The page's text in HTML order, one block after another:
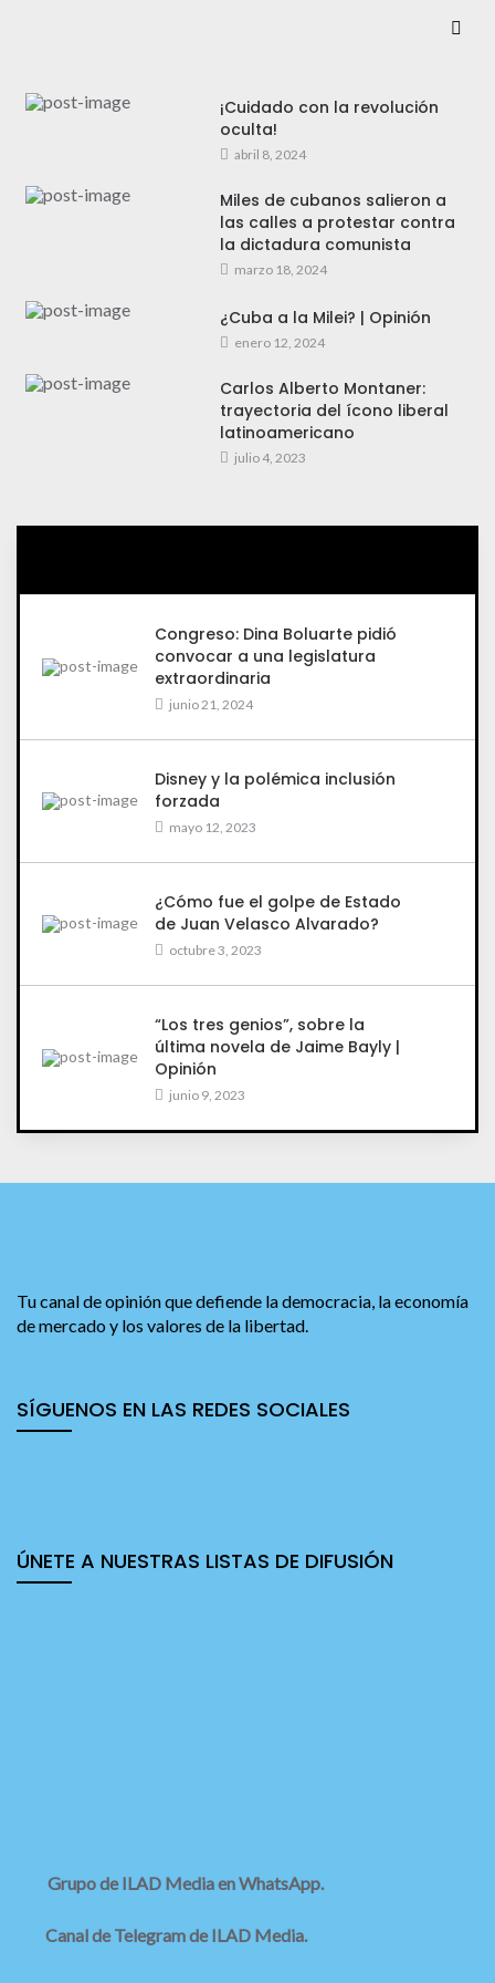
¡Cuidado con la revolución
oculta!
abril 8, 2024
Miles de cubanos salieron a
las calles a protestar contra
la dictadura comunista
marzo 18, 2024
¿Cuba a la Milei? | Opinión
enero 12, 2024
Carlos Alberto Montaner:
trayectoria del ícono liberal
latinoamericano
julio 4, 2023
Congreso: Dina Boluarte pidió
convocar a una legislatura
extraordinaria
junio 21, 2024
Disney y la polémica inclusión
forzada
mayo 12, 2023
¿Cómo fue el golpe de Estado
de Juan Velasco Alvarado?
octubre 3, 2023
“Los tres genios”, sobre la
última novela de Jaime Bayly |
Opinión
junio 9, 2023
Tu canal de opinión que defiende la democracia, la economía
de mercado y los valores de la libertad.
SÍGUENOS EN LAS REDES SOCIALES
ÚNETE A NUESTRAS LISTAS DE DIFUSIÓN
Grupo de ILAD Media en WhatsApp.
Canal de Telegram de ILAD Media.